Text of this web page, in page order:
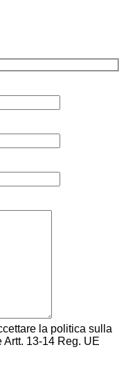
la politica sulla
Artt. 13-14 Reg. UE